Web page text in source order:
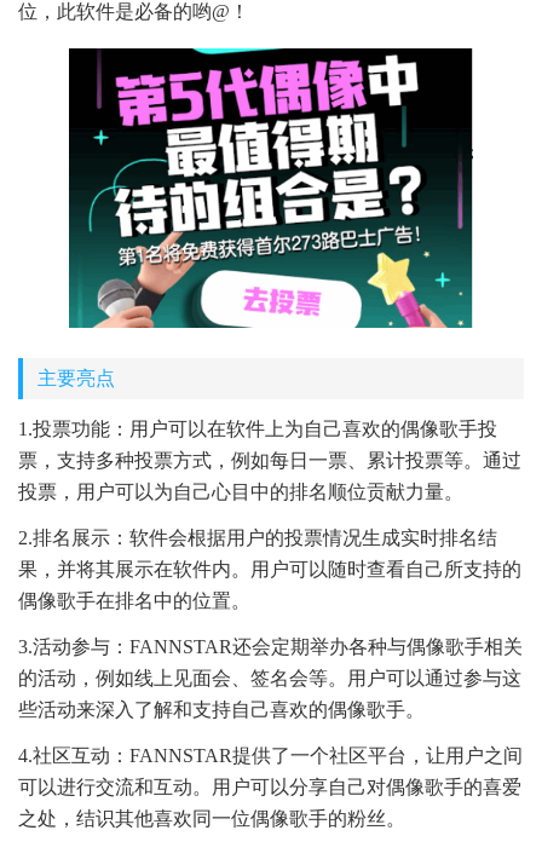
位，此软件是必备的哟@！
主要亮点
1.投票功能：用户可以在软件上为自己喜欢的偶像歌手投
票，支持多种投票方式，例如每日一票、累计投票等。通过
投票，用户可以为自己心目中的排名顺位贡献力量。
2.排名展示：软件会根据用户的投票情况生成实时排名结
果，并将其展示在软件内。用户可以随时查看自己所支持的
偶像歌手在排名中的位置。
3.活动参与：FANNSTAR还会定期举办各种与偶像歌手相关
的活动，例如线上见面会、签名会等。用户可以通过参与这
些活动来深入了解和支持自己喜欢的偶像歌手。
4.社区互动：FANNSTAR提供了一个社区平台，让用户之间
可以进行交流和互动。用户可以分享自己对偶像歌手的喜爱
之处，结识其他喜欢同一位偶像歌手的粉丝。